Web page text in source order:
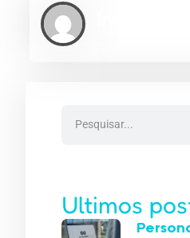
Ultimos